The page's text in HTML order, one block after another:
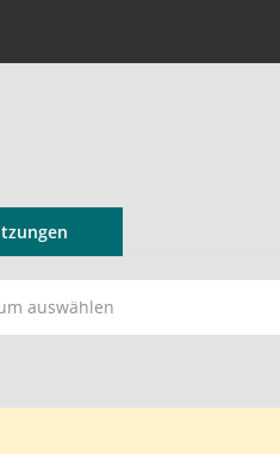
auswählen